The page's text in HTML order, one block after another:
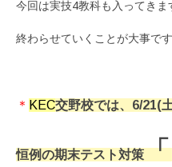
今回は実技4教科も入ってき
終わらせていくことが大事です
＊ KEC交野校では、6/21(
恒例の期末テスト対策